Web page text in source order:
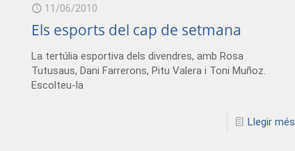
11/06/2010
Els esports del cap de setmana
La tertúlia esportiva dels divendres, amb Rosa
Tutusaus, Dani Farrerons, Pitu Valera i Toni Muñoz.
Escolteu-la
Llegir més